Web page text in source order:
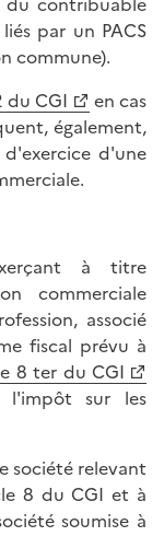
par un PACS
commune).
du CGI
en cas
également,
d'une
à titre
commerciale
associé
fiscal prévu à
8 ter du CGI
l'impôt sur les
société relevant
8 du CGI et à
soumise à